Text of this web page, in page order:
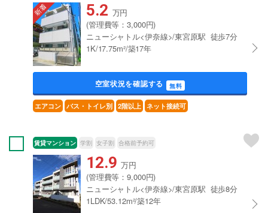
5.2 万円
(管理費等：3,000円)
ニューシャトル<伊奈線>/東宮原駅 徒歩7分
1K/17.75m²/築17年
空室状況を確認する 無料
エアコン バス・トイレ別 2階以上 ネット接続可
賃貸マンション 学割 女子割 合格前予約可
12.9 万円
(管理費等：9,000円)
ニューシャトル<伊奈線>/東宮原駅 徒歩8分
1LDK/53.12m²/築12年